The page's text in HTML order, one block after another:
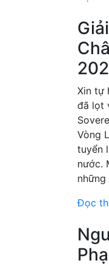
Xin tự
đã lọt
Vòng
tuyển
nước.
Đọc